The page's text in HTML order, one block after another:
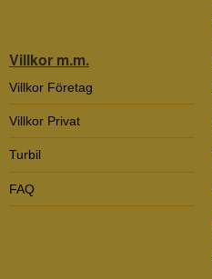
Villkor m.m.
Villkor Företag
Villkor Privat
Turbil
FAQ